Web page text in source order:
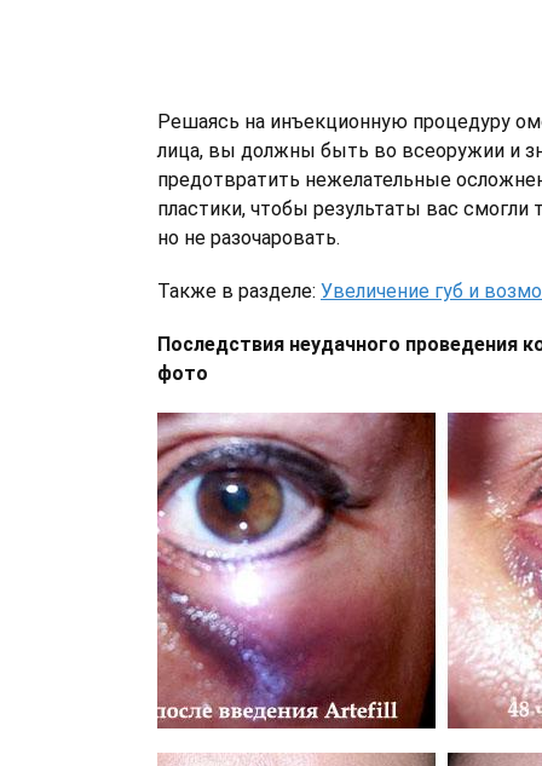
Решаясь на инъекционную процедуру
лица, вы должны быть во всеоружии и
предотвратить нежелательные
пластики, чтобы результаты вас смогли
но не разочаровать.
Также в разделе: Увеличение губ и
Последствия неудачного проведения
фото